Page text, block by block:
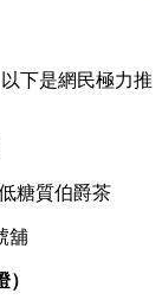
下是網民極力推
糖質伯爵茶
舖